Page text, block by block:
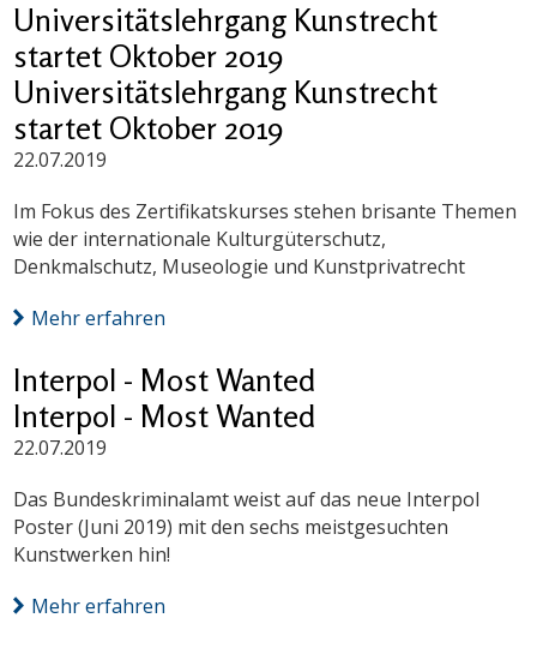
Universitätslehrgang Kunstrecht
startet Oktober 2019
Universitätslehrgang Kunstrecht
startet Oktober 2019
22.07.2019
Im Fokus des Zertifikatskurses stehen brisante Themen
wie der internationale Kulturgüterschutz,
Denkmalschutz, Museologie und Kunstprivatrecht
Mehr erfahren
Interpol - Most Wanted
Interpol - Most Wanted
22.07.2019
Das Bundeskriminalamt weist auf das neue Interpol
Poster (Juni 2019) mit den sechs meistgesuchten
Kunstwerken hin!
Mehr erfahren